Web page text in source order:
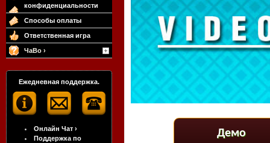
конфиденциальности
Способы оплаты
Ответственная игра
ЧаВо ›
Ежедневная поддержка.
Онлайн Чат ›
Поддержка по
Демо